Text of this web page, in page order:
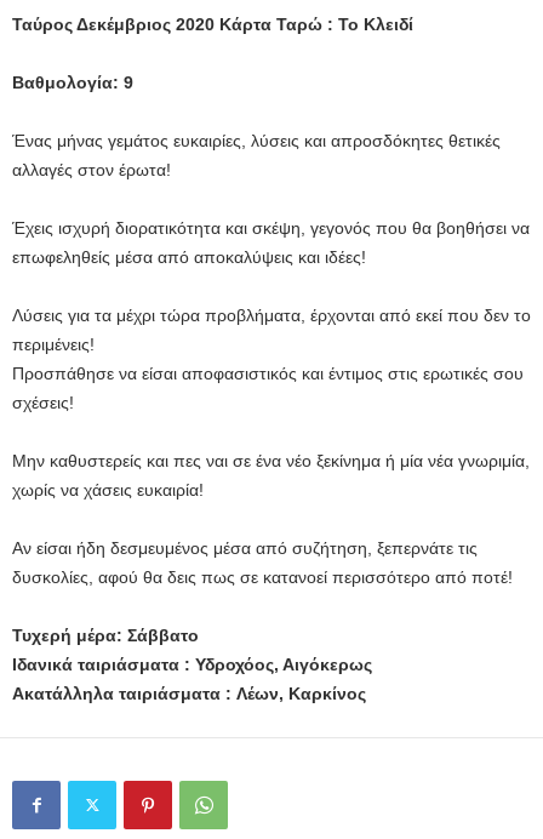
Ταύρος Δεκέμβριος 2020 Κάρτα Ταρώ : Το Κλειδί
Βαθμολογία: 9
Ένας μήνας γεμάτος ευκαιρίες, λύσεις και απροσδόκητες θετικές
αλλαγές στον έρωτα!
Έχεις ισχυρή διορατικότητα και σκέψη, γεγονός που θα βοηθήσει να
επωφεληθείς μέσα από αποκαλύψεις και ιδέες!
Λύσεις για τα μέχρι τώρα προβλήματα, έρχονται από εκεί που δεν το
περιμένεις!
Προσπάθησε να είσαι αποφασιστικός και έντιμος στις ερωτικές σου
σχέσεις!
Μην καθυστερείς και πες ναι σε ένα νέο ξεκίνημα ή μία νέα γνωριμία,
χωρίς να χάσεις ευκαιρία!
Αν είσαι ήδη δεσμευμένος μέσα από συζήτηση, ξεπερνάτε τις
δυσκολίες, αφού θα δεις πως σε κατανοεί περισσότερο από ποτέ!
Τυχερή μέρα: Σάββατο
Ιδανικά ταιριάσματα : Υδροχόος, Αιγόκερως
Ακατάλληλα ταιριάσματα : Λέων, Καρκίνος